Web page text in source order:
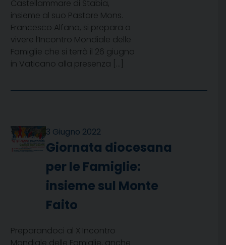
Castellammare di Stabia,
insieme al suo Pastore Mons.
Francesco Alfano, si prepara a
vivere l’Incontro Mondiale delle
Famiglie che si terrà il 26 giugno
in Vaticano alla presenza […]
3 Giugno 2022
Giornata diocesana
per le Famiglie:
insieme sul Monte
Faito
Preparandoci al X Incontro